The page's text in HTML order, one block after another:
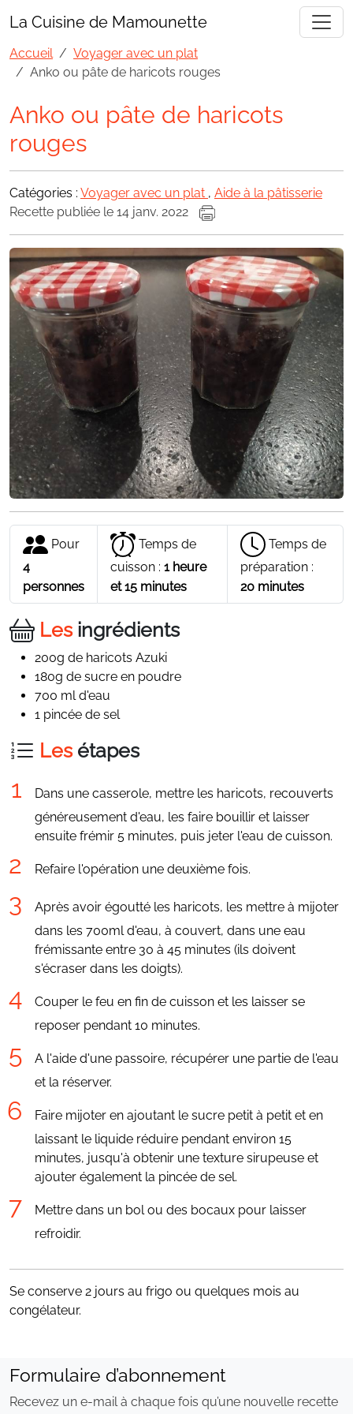
La Cuisine de Mamounette
Accueil
Voyager avec un plat
Anko ou pâte de haricots rouges
Anko ou pâte de haricots
rouges
Catégories : Voyager avec un plat , Aide à la pâtisserie
Recette publiée le 14 janv. 2022
Pour
4
personnes
Temps de
cuisson : 1 heure
et 15 minutes
Temps de
préparation :
20 minutes
Lesingrédients
200g de haricots Azuki
180g de sucre en poudre
700 ml d'eau
1 pincée de sel
Lesétapes
Dans une casserole, mettre les haricots, recouverts
généreusement d'eau, les faire bouillir et laisser
ensuite frémir 5 minutes, puis jeter l'eau de cuisson.
Refaire l'opération une deuxième fois.
Après avoir égoutté les haricots, les mettre à mijoter
dans les 700ml d'eau, à couvert, dans une eau
frémissante entre 30 à 45 minutes (ils doivent
s'écraser dans les doigts).
Couper le feu en fin de cuisson et les laisser se
reposer pendant 10 minutes.
A l'aide d'une passoire, récupérer une partie de l'eau
et la réserver.
Faire mijoter en ajoutant le sucre petit à petit et en
laissant le liquide réduire pendant environ 15
minutes, jusqu'à obtenir une texture sirupeuse et
ajouter également la pincée de sel.
Mettre dans un bol ou des bocaux pour laisser
refroidir.
Se conserve 2 jours au frigo ou quelques mois au
congélateur.
Formulaire d’abonnement
Recevez un e-mail à chaque fois qu’une nouvelle recette